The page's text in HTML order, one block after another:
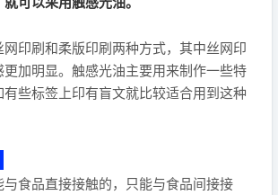
印刷和柔版印刷两种方式，其中丝网印
加明显。触感光油主要用来制作一些特
些标签上印有盲文就比较适合用到这种
食品直接接触的，只能与食品间接接